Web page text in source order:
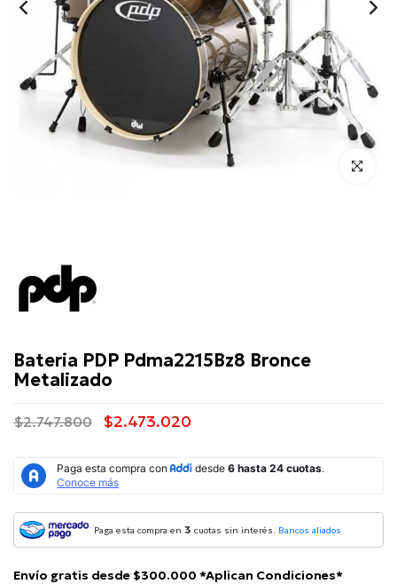
Click para
Bateria PDP Pdma2215Bz8 Bronce
Metalizado
$2.747.800 $2.473.020
Paga esta compra en 3 cuotas sin interés. Bancos aliados
Envío gratis desde $300.000 *Aplican Condiciones*